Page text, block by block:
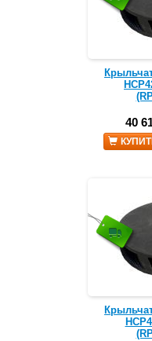
40